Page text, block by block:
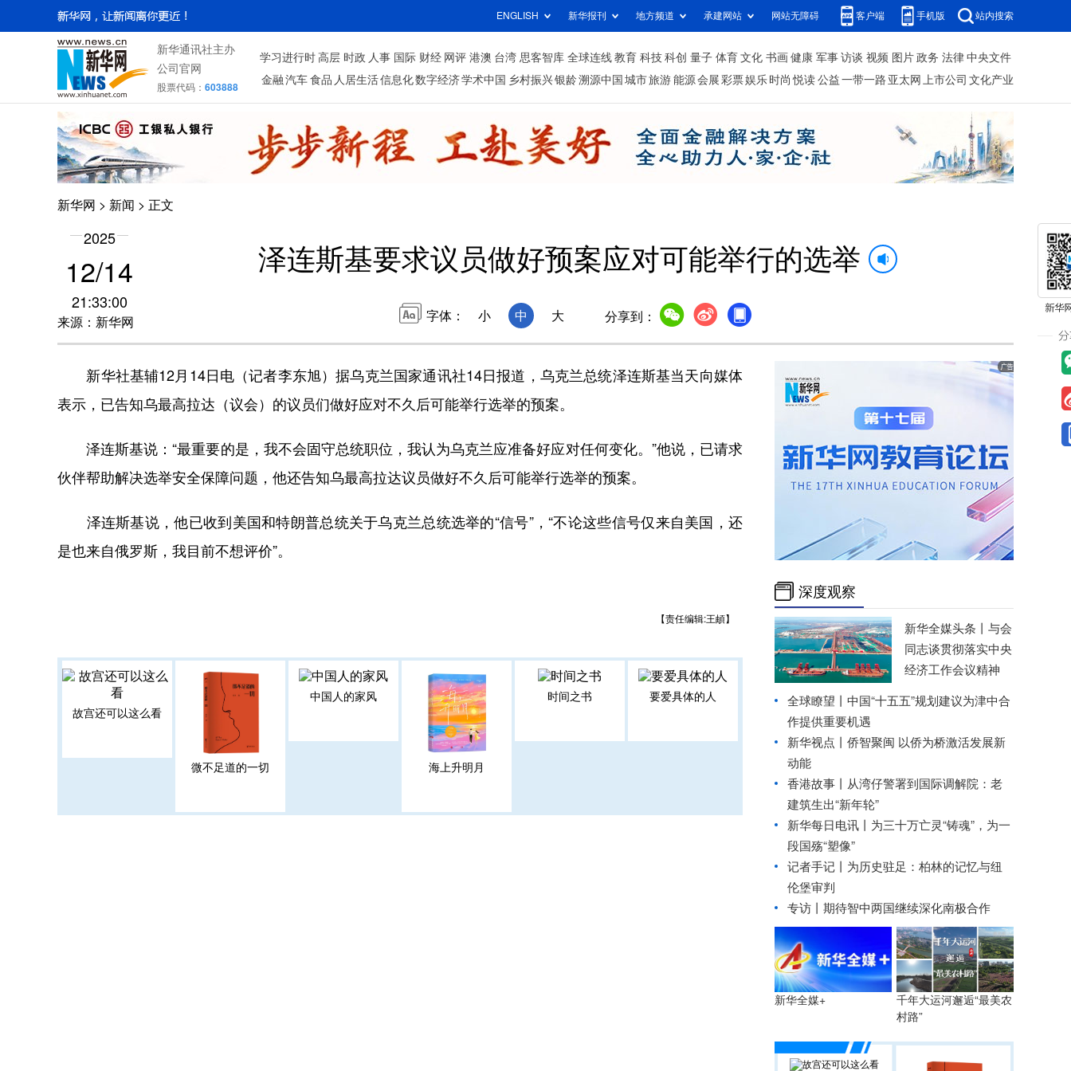
ENGLISH 新华报刊 地方频道 承建网站 网站无障碍 客户端 手机版 站内搜索
新华通讯社主办
公司官网
股票代码： 603888
学习进行时 高层 时政 人事 国际 财经 网评 港澳 台湾 思客智库 全球连线 教育 科技 科创 量子 体育 文化 书画 健康 军事 访谈 视频 图片 政务 法律 中央文件
金融 汽车 食品 人居生活信息化数字经济学术中国 乡村振兴银龄溯源中国 城市旅游 能源 会展 彩票娱乐 时尚 悦读 公益 一带一路 亚太网 上市公司 文化产业
新华网 > 新闻 > 正文
2025
12/14
21:33:00
来源：新华网
泽连斯基要求议员做好预案应对可能举行的选举
字体： 小 中 大 分享到：
新华社基辅12月14日电（记者李东旭）据乌克兰国家通讯社14日报道，乌克兰总统泽连斯基当天向媒体
表示，已告知乌最高拉达（议会）的议员们做好应对不久后可能举行选举的预案。
泽连斯基说：“最重要的是，我不会固守总统职位，我认为乌克兰应准备好应对任何变化。”他说，已请求
伙伴帮助解决选举安全保障问题，他还告知乌最高拉达议员做好不久后可能举行选举的预案。
泽连斯基说，他已收到美国和特朗普总统关于乌克兰总统选举的“信号”，“不论这些信号仅来自美国，还
是也来自俄罗斯，我目前不想评价”。
【责任编辑:王頔】
故宫还可以这么看
微不足道的一切
中国人的家风
海上升明月
时间之书 要爱具体的人
深度观察
新华全媒头条丨 与会
同志谈贯彻落实中央
经济工作会议精神
全球瞭望丨中国“十五五”规划建议为津中合
作提供重要机遇
新华视点丨 侨智聚闽 以侨为桥激活发展新
动能
香港故事丨从湾仔警署到国际调解院：老
建筑生出“新年轮”
新华每日电讯丨 为三十万亡灵“铸魂”，为一
段国殇“塑像”
记者手记丨为历史驻足：柏林的记忆与纽
伦堡审判
专访丨期待智中两国继续深化南极合作
新华全媒+
千年大运河邂逅“最美农
村路”